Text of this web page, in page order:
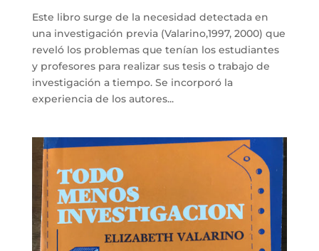
Este libro surge de la necesidad detectada en
una investigación previa (Valarino,1997, 2000) que
reveló los problemas que tenían los estudiantes
y profesores para realizar sus tesis o trabajo de
investigación a tiempo. Se incorporó la
experiencia de los autores...